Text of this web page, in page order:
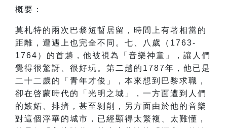
概要：
莫札特的兩次巴黎短暫居留，時間上有著相當的
距離，遭遇上也完全不同。七、八歲（1763-
1764）的首趟，他被視為「音樂神童」，讓人們
覺得很驚訝、很好玩。第二趟的1787年，他已是
二十二歲的「青年才俊」，本來想到巴黎求職，
卻在啓蒙時代的「光明之城」，一方面遭到人們
的嫉妬、排擠，甚至剝削，另方面由於他的音樂
對這個浮華的城市，已經顯得太繁複、太難懂，